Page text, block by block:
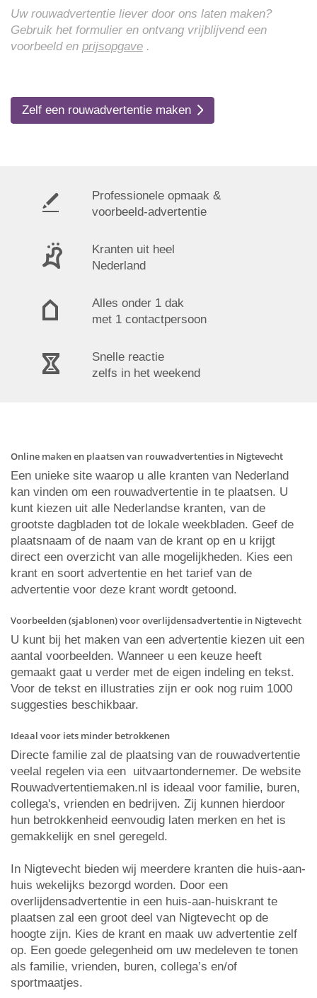
Uw rouwadvertentie liever door ons laten maken?
Gebruik het formulier en ontvang vrijblijvend een
voorbeeld en prijsopgave .
Zelf een rouwadvertentie maken
Professionele opmaak &
voorbeeld-advertentie
Kranten uit heel
Nederland
Alles onder 1 dak
met 1 contactpersoon
Snelle reactie
zelfs in het weekend
Online maken en plaatsen van rouwadvertenties in Nigtevecht
Een unieke site waarop u alle kranten van Nederland
kan vinden om een rouwadvertentie in te plaatsen. U
kunt kiezen uit alle Nederlandse kranten, van de
grootste dagbladen tot de lokale weekbladen. Geef de
plaatsnaam of de naam van de krant op en u krijgt
direct een overzicht van alle mogelijkheden. Kies een
krant en soort advertentie en het tarief van de
advertentie voor deze krant wordt getoond.
Voorbeelden (sjablonen) voor overlijdensadvertentie in Nigtevecht
U kunt bij het maken van een advertentie kiezen uit een
aantal voorbeelden. Wanneer u een keuze heeft
gemaakt gaat u verder met de eigen indeling en tekst.
Voor de tekst en illustraties zijn er ook nog ruim 1000
suggesties beschikbaar.
Ideaal voor iets minder betrokkenen
Directe familie zal de plaatsing van de rouwadvertentie
veelal regelen via een uitvaartondernemer. De website
Rouwadvertentiemaken.nl is ideaal voor familie, buren,
collega's, vrienden en bedrijven. Zij kunnen hierdoor
hun betrokkenheid eenvoudig laten merken en het is
gemakkelijk en snel geregeld.
In Nigtevecht bieden wij meerdere kranten die huis-aan-
huis wekelijks bezorgd worden. Door een
overlijdensadvertentie in een huis-aan-huiskrant te
plaatsen zal een groot deel van Nigtevecht op de
hoogte zijn. Kies de krant en maak uw advertentie zelf
op. Een goede gelegenheid om uw medeleven te tonen
als familie, vrienden, buren, collega’s en/of
sportmaatjes.